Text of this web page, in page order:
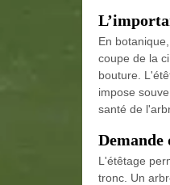
En
coupe de la
bouture.
impose
santé de
Demande
L'étêtage
tronc. Un